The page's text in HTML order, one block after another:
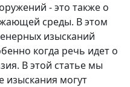
- это также о
среды. В этом
изысканий
когда речь идет о
В этой статье мы
изыскания могут